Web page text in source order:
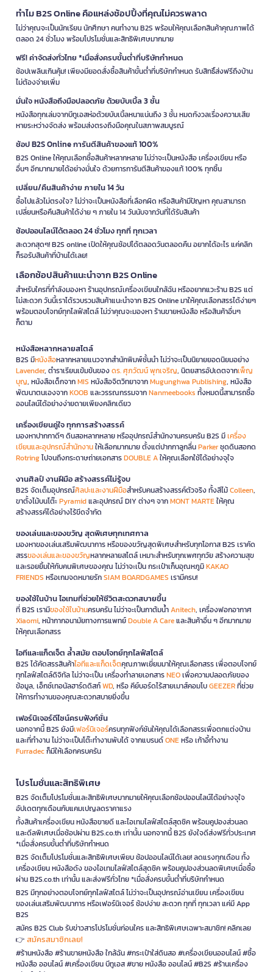
ทำไม B2S Online คือแหล่งช้อปปิ้งที่คุณไม่ควรพลาด
ไม่ว่าคุณจะเป็นนักเรียน นักศึกษา คนทำงาน B2S พร้อมให้คุณเลือกสินค้าคุณภาพได้
ตลอด 24 ชั่วโมง พร้อมโปรโมชั่นและสิทธิพิเศษมากมาย
ฟรี! ค่าจัดส่งทั่วไทย *เมื่อสั่งครบขั้นต่ำที่บริษัทกำหนด
ช้อปเพลินเกินคุ้ม! เพียงมียอดสั่งซื้อสินค้าขั้นต่ำที่บริษัทกำหนด รับสิทธิ์ส่งฟรีถึงบ้าน
ไม่ต้องจ่ายเพิ่ม
มั่นใจ หนังสือถึงมือปลอดภัย ด้วยบับเบิ้ล 3 ชั้น
หนังสือทุกเล่มจากบีทูเอสห่อด้วยบับเบิ้ลหนาแน่นถึง 3 ชั้น หมดกังวลเรื่องความเสีย
หายระหว่างจัดส่ง พร้อมส่งตรงถึงมือคุณในสภาพสมบูรณ์
ช้อป B2S Online การันตีสินค้าของแท้ 100%
B2S Online ให้คุณเลือกซื้อสินค้าหลากหลาย ไม่ว่าจะเป็นหนังสือ เครื่องเขียน หรือ
อื่นๆ อีกมากมายได้อย่างมั่นใจ ด้วยการการันตีสินค้าของแท้ 100% ทุกชิ้น
เปลี่ยน/คืนสินค้าง่าย ภายใน 14 วัน
ซื้อไปแล้วไม่ตรงใจ? ไม่ว่าจะเป็นหนังสือที่เลือกผิด หรือสินค้ามีปัญหา คุณสามารถ
เปลี่ยนหรือคืนสินค้าได้ง่าย ๆ ภายใน 14 วันนับจากวันที่ได้รับสินค้า
ช้อปออนไลน์ได้ตลอด 24 ชั่วโมง ทุกที่ ทุกเวลา
สะดวกสุดๆ! B2S online เปิดให้คุณช้อปได้ตลอดวันตลอดคืน อยากได้อะไร แค่คลิก
ก็รอรับสินค้าที่บ้านได้เลย!
เลือกช้อปสินค้าแนะนำจาก B2S Online
สำหรับใครที่กำลังมองหา ร้านอุปกรณ์เครื่องเขียนใกล้ฉัน หรืออยากแวะร้าน B2S แต่
ไม่สะดวก วันนี้เราได้รวบรวมสินค้าแนะนำจาก B2S Online มาให้คุณเลือกสรรได้ง่ายๆ
พร้อมตอบโจทย์ทุกไลฟ์สไตล์ ไม่ว่าคุณจะมองหา ร้านขายหนังสือ หรือสินค้าอื่นๆ
ก็ตาม
หนังสือหลากหลายสไตล์
B2S มีหนังสือหลากหลายแนวจากสำนักพิมพ์ชั้นนำ ไม่ว่าจะเป็นนิยายยอดนิยมอย่าง
Lavender, ตำราเรียนเข้มข้นของดร. ศุภวัฒน์ พุกเจริญ, นิตยสารอัปเดตจากเพ็ญ
บุญ, หนังสือเด็กจากMIS หนังสือจิตวิทยาจากMugunghwa Publishing, หนังสือ
พัฒนาตนเองจากKOOB และวรรณกรรมจากNanmeebooks ทั้งหมดนี้สามารถซื้อ
ออนไลน์ได้อย่างง่ายดายเพียงคลิกเดียว
เครื่องเขียนคู่ใจ ทุกการสร้างสรรค์
มองหาปากกาดีๆ ดินสอหลากหลาย หรืออุปกรณ์สำนักงานครบครัน B2S มีเครื่อง
เขียนและอุปกรณ์สำนักงานให้เลือกมากมาย ตั้งแต่ปากกาลูกลื่นParkerชุดดินสอกด
Rotringไปจนถึงกระดาษถ่ายเอกสารDOUBLE Aให้คุณเลือกใช้ได้อย่างจุใจ
งานศิลป์ งานฝีมือ สร้างสรรค์ไม่รู้จบ
B2S จัดเต็มอุปกรณ์ศิลปะและงานฝีมือสำหรับคนสร้างสรรค์ตัวจริง ทั้งสีไม้Colleen,
ขาตั้งไม้บนโต๊ะPyramidและอุปกรณ์ DIY ต่างๆ จากMONT MARTEให้คุณ
สร้างสรรค์ได้อย่างไร้ขีดจำกัด
ของเล่นและของขวัญ สุดพิเศษทุกเทศกาล
มองหาของเล่นเสริมพัฒนาการ หรือของขวัญสุดพิเศษสำหรับทุกโอกาส B2S เราคัด
สรรของเล่นและของขวัญหลากหลายสไตล์ เหมาะสำหรับทุกเพศทุกวัย สร้างความสุข
และรอยยิ้มให้กับคนพิเศษของคุณ ไม่ว่าจะเป็น กระเป๋าเก็บอุณหภูมิKAKAO
FRIENDS หรือเกมจดหมายรักSIAM BOARDGAMES เรามีครบ!
ของใช้ในบ้าน ไอเทมที่ช่วยให้ชีวิตสะดวกสบายขึ้น
ที่ B2S เรามีของใช้ในบ้านครบครัน ไม่ว่าจะเป็นกาต้มน้ำAnitech, เครื่องฟอกอากาศ
Xiaomi, หน้ากากอนามัยทางการแพทย์Double A Careและสินค้าอื่น ๆ อีกมากมาย
ให้คุณเลือกสรร
ไอทีและแก็ดเจ็ต ล้ำสมัย ตอบโจทย์ทุกไลฟ์สไตล์
B2S ได้คัดสรรสินค้าไอทีและแก็ดเจ็ตคุณภาพเยี่ยมมาให้คุณเลือกสรร เพื่อตอบโจทย์
ทุกไลฟ์สไตล์ดิจิทัล ไม่ว่าจะเป็น เครื่องทำลายเอกสารNEOเพื่อความปลอดภัยของ
ข้อมูล, เอ็กซ์เทอนัลฮาร์ดดิสก์WD, หรือ คีย์บอร์ดไร้สายเมาส์คอมโบGEEZERที่ช่วย
ให้การทำงานของคุณสะดวกสบายยิ่งขึ้น
เฟอร์นิเจอร์ดีไซน์ครบฟังก์ชั่น
นอกจากนี้ B2S ยังมีเฟอร์นิเจอร์ครบทุกฟังก์ชันให้คุณได้เลือกสรรเพื่อตกแต่งบ้าน
และที่ทำงาน ไม่ว่าจะเป็นโต๊ะทำงานพับได้ จากแบรนด์ONEหรือ เก้าอี้ทำงาน
Furradecก็มีให้เลือกครบครัน
โปรโมชั่นและสิทธิพิเศษ
B2S จัดเต็มโปรโมชั่นและสิทธิพิเศษมากมายให้คุณเลือกช้อปออนไลน์ได้อย่างจุใจ
อัปเดตทุกเดือนกับแคมเปญลดราคาแรง
ทั้งสินค้าเครื่องเขียน หนังสือขายดี และไอเทมไลฟ์สไตล์สุดชิค พร้อมคูปองส่วนลด
และดีลพิเศษเมื่อช้อปผ่าน B2S.co.th เท่านั้น นอกจากนี้ B2S ยังใจดีส่งฟรีทั่วประเทศ
*เมื่อสั่งครบขั้นต่ำที่บริษัทกำหนด
B2S จัดเต็มโปรโมชั่นและสิทธิพิเศษเพียบ ช้อปออนไลน์ได้เลย! ลดแรงทุกเดือน ทั้ง
เครื่องเขียน หนังสือดัง ของไอเทมไลฟ์สไตล์สุดชิค พร้อมคูปองส่วนลดพิเศษเมื่อซื้อ
ผ่าน B2S.co.th เท่านั้น และส่งฟรีทั่วไทย *เมื่อสั่งครบขั้นต่ำที่บริษัทกำหนด
B2S มีทุกอย่างตอบโจทย์ทุกไลฟ์สไตล์ ไม่ว่าจะเป็นอุปกรณ์อ่านเขียน เครื่องเขียน
ของเล่นเสริมพัฒนาการ หรือเฟอร์นิเจอร์ ช้อปง่าย สะดวก ทุกที่ ทุกเวลา แค่มี App
B2S
สมัคร B2S Club รับข่าวสารโปรโมชั่นก่อนใคร และสิทธิพิเศษเฉพาะสมาชิก! คลิกเลย
👉 สมัครสมาชิกเลย!
#ร้านหนังสือ #ร้านขายหนังสือ ใกล้ฉัน #กระเป๋าใส่ดินสอ #เครื่องเขียนออนไลน์ #ซื้อ
หนังสือ ออนไลน์ #เครื่องเขียน บีทูเอส #ขาย หนังสือ ออนไลน์ #B2S #ร้านเครื่อง